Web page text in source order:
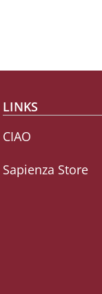
LINKS
CIAO
Sapienza Store